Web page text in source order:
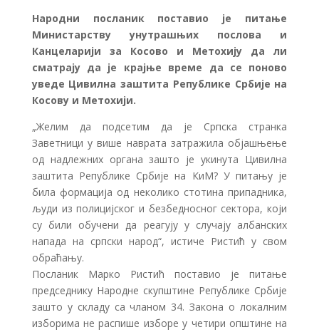
Народни посланик поставио је питање
Министарству унутрашњих послова и
Канцеларији за Косово и Метохију да ли
сматрају да је крајње време да се поново
уведе Цивилна заштита Републике Србије на
Косову и Метохији.
„Желим да подсетим да је Српска странка
Заветници у више наврата затражила објашњење
од надлежних органа зашто је укинута Цивилна
заштита Републике Србије на КиМ? У питању је
била формација од неколико стотина припадника,
људи из полицијског и безбедносног сектора, који
су били обучени да реагују у случају албанских
напада на српски народ“, истиче Ристић у свом
обраћању.
Посланик Марко Ристић поставио је питање
председнику Народне скупштине Републике Србије
зашто у складу са чланом 34. Закона о локалним
изборима не распише изборе у четири општине на